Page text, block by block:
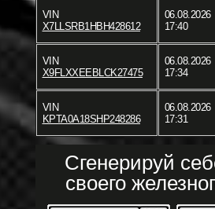
VIN
X7LLSRB1HBH428612
06.08.2026
17:40
VIN
X9FLXXEEBLCK27475
06.08.2026
17:34
VIN
KPTA0A18SHP248286
06.08.2026
17:31
Сгенерируй
своего